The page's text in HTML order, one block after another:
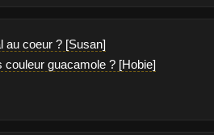
au coeur ? [Susan]
guacamole ? [Hobie]